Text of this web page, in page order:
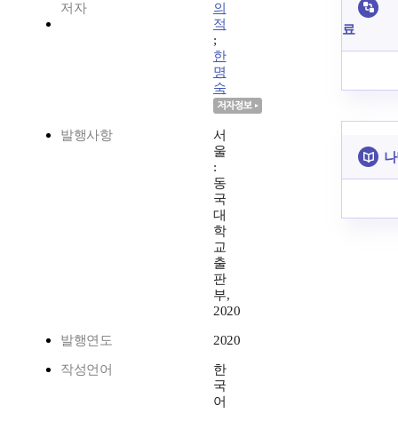
저자
의
적
;
한
명
숙
발행사항
서
울
:
동
국
대
학
교
출
판
부,
2020
발행연도 2020
작성언어
한
국
어
료